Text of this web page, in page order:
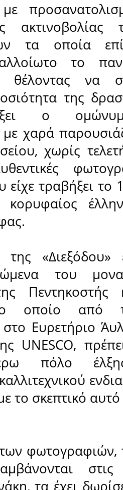
ακτινοβολίας
τα οποία επί
το
θέλοντας να
της
ο
χαρά
χωρίς
είχε τραβήξει το
της «Διεξόδου»
του
οποίο από
Ευρετήριο
UNESCO,
πόλο
το σκεπτικό
φωτογραφιών,
τα έχει